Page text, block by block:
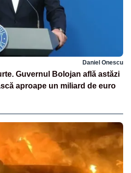
Daniel Onescu
Guvernul Bolojan află astăzi
aproape un miliard de euro